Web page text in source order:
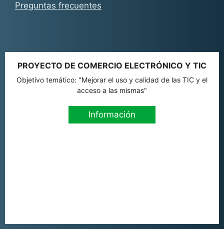
Preguntas frecuentes
PROYECTO DE COMERCIO ELECTRÓNICO Y TIC
Objetivo temático: "Mejorar el uso y calidad de las TIC y el
acceso a las mismas"
Información